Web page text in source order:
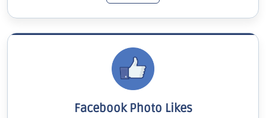
Facebook Photo Likes